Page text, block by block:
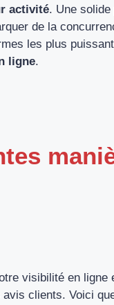
activité. Une
de la
les plus
ligne.
visibilité en
clients. Voici